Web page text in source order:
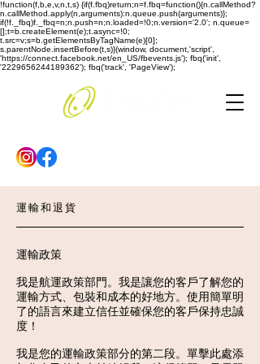
!function(f,b,e,v,n,t,s) {if(f.fbq)return;n=f.fbq=function(){n.callMethod?
n.callMethod.apply(n,arguments):n.queue.push(arguments)};
if(!f._fbq)f._fbq=n;n.push=n;n.loaded=!0;n.version='2.0'; n.queue=
[];t=b.createElement(e);t.async=!0;
t.src=v;s=b.getElementsByTagName(e)[0];
s.parentNode.insertBefore(t,s)}(window, document,'script',
'https://connect.facebook.net/en_US/fbevents.js'); fbq('init',
'2229656244189362'); fbq('track', 'PageView');
運輸和退貨
運輸政策
我是航運政策部門。我是讓您的客戶了解您的
運輸方式、包裝和成本的好地方。使用簡單明
了的語言來建立信任並確保您的客戶保持忠誠
度！
我是您的運輸政策部分的第二段。單擊此處添